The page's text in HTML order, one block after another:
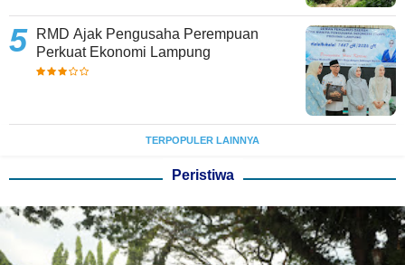
RMD Ajak Pengusaha Perempuan
Perkuat Ekonomi Lampung
TERPOPULER LAINNYA
Peristiwa